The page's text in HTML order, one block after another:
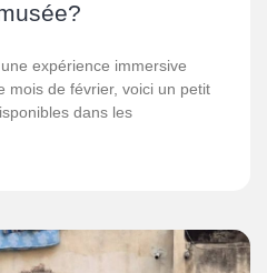
expérience immersive
mois de février, voici un petit
dans les